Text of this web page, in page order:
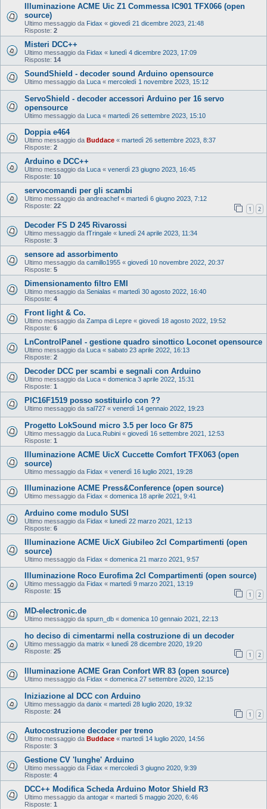
Illuminazione ACME Uic Z1 Commessa IC901 TFX066 (open
source)
Ultimo messaggio da Fidax « giovedì 21 dicembre 2023, 21:48
Risposte: 2
Misteri DCC++
Ultimo messaggio da Fidax « lunedì 4 dicembre 2023, 17:09
Risposte: 14
SoundShield - decoder sound Arduino opensource
Ultimo messaggio da Luca « mercoledì 1 novembre 2023, 15:12
ServoShield - decoder accessori Arduino per 16 servo
opensource
Ultimo messaggio da Luca « martedì 26 settembre 2023, 15:10
Doppia e464
Ultimo messaggio da Buddace « martedì 26 settembre 2023, 8:37
Risposte: 2
Arduino e DCC++
Ultimo messaggio da Luca « venerdì 23 giugno 2023, 16:45
Risposte: 10
servocomandi per gli scambi
Ultimo messaggio da andreachef « martedì 6 giugno 2023, 7:12
Risposte: 22 1 2
Decoder FS D 245 Rivarossi
Ultimo messaggio da fTringale « lunedì 24 aprile 2023, 11:34
Risposte: 3
sensore ad assorbimento
Ultimo messaggio da camillo1955 « giovedì 10 novembre 2022, 20:37
Risposte: 5
Dimensionamento filtro EMI
Ultimo messaggio da Senialas « martedì 30 agosto 2022, 16:40
Risposte: 4
Front light & Co.
Ultimo messaggio da Zampa di Lepre « giovedì 18 agosto 2022, 19:52
Risposte: 6
LnControlPanel - gestione quadro sinottico Loconet opensource
Ultimo messaggio da Luca « sabato 23 aprile 2022, 16:13
Risposte: 2
Decoder DCC per scambi e segnali con Arduino
Ultimo messaggio da Luca « domenica 3 aprile 2022, 15:31
Risposte: 1
PIC16F1519 posso sostituirlo con ??
Ultimo messaggio da sal727 « venerdì 14 gennaio 2022, 19:23
Progetto LokSound micro 3.5 per loco Gr 875
Ultimo messaggio da Luca.Rubini « giovedì 16 settembre 2021, 12:53
Risposte: 1
Illuminazione ACME UicX Cuccette Comfort TFX063 (open
source)
Ultimo messaggio da Fidax « venerdì 16 luglio 2021, 19:28
Illuminazione ACME Press&Conference (open source)
Ultimo messaggio da Fidax « domenica 18 aprile 2021, 9:41
Arduino come modulo SUSI
Ultimo messaggio da Fidax « lunedì 22 marzo 2021, 12:13
Risposte: 6
Illuminazione ACME UicX Giubileo 2cl Compartimenti (open
source)
Ultimo messaggio da Fidax « domenica 21 marzo 2021, 9:57
Illuminazione Roco Eurofima 2cl Compartimenti (open source)
Ultimo messaggio da Fidax « martedì 9 marzo 2021, 13:19
Risposte: 15 1 2
MD-electronic.de
Ultimo messaggio da spurn_db « domenica 10 gennaio 2021, 22:13
ho deciso di cimentarmi nella costruzione di un decoder
Ultimo messaggio da matrix « lunedì 28 dicembre 2020, 19:20
Risposte: 25 1 2
Illuminazione ACME Gran Confort WR 83 (open source)
Ultimo messaggio da Fidax « domenica 27 settembre 2020, 12:15
Iniziazione al DCC con Arduino
Ultimo messaggio da danix « martedì 28 luglio 2020, 19:32
Risposte: 24 1 2
Autocostruzione decoder per treno
Ultimo messaggio da Buddace « martedì 14 luglio 2020, 14:56
Risposte: 3
Gestione CV 'lunghe' Arduino
Ultimo messaggio da Fidax « mercoledì 3 giugno 2020, 9:39
Risposte: 4
DCC++ Modifica Scheda Arduino Motor Shield R3
Ultimo messaggio da antogar « martedì 5 maggio 2020, 6:46
Risposte: 1